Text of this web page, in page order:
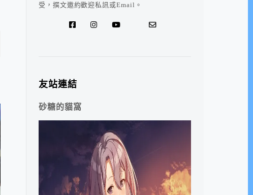
受，撰文邀約歡迎私訊或Email。
友站連結
砂糖的貓窩